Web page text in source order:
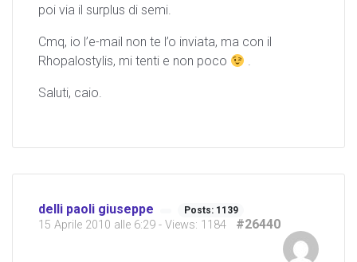
poi via il surplus di semi.
Cmq, io l’e-mail non te l’o inviata, ma con il
Rhopalostylis, mi tenti e non poco
.
Saluti, caio.
delli paoli giuseppe Posts: 1139
15 Aprile 2010 alle 6:29 - Views: 1184 #26440